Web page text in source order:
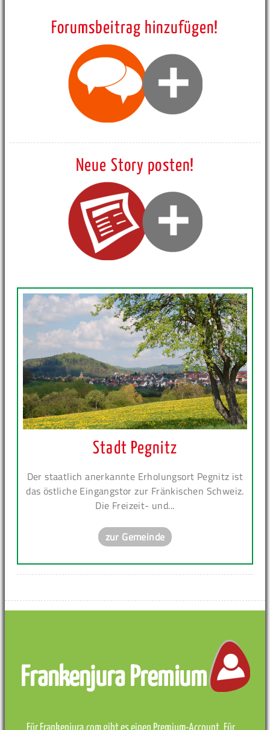
Forumsbeitrag hinzufügen!
Neue Story posten!
Stadt Pegnitz
Der staatlich anerkannte Erholungsort Pegnitz ist
das östliche Eingangstor zur Fränkischen Schweiz.
Die Freizeit- und...
zur Gemeinde
Frankenjura Premium